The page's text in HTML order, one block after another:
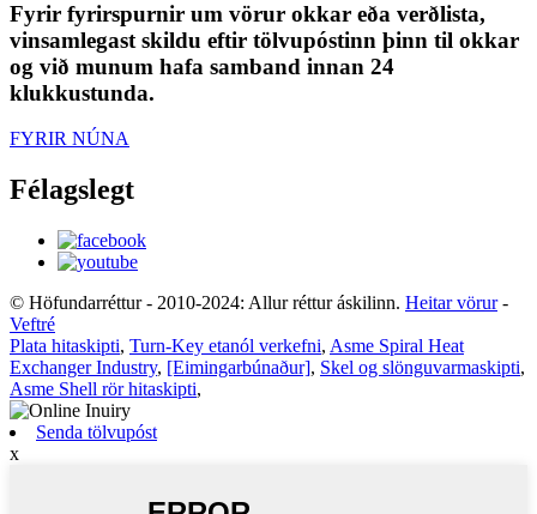
Fyrir fyrirspurnir um vörur okkar eða verðlista,
vinsamlegast skildu eftir tölvupóstinn þinn til okkar
og við munum hafa samband innan 24
klukkustunda.
FYRIR NÚNA
Félagslegt
© Höfundarréttur - 2010-2024: Allur réttur áskilinn. Heitar vörur-
Veftré
Plata hitaskipti, Turn-Key etanól verkefni, Asme Spiral Heat
Exchanger Industry, [Eimingarbúnaður], Skel og slönguvarmaskipti,
Asme Shell rör hitaskipti,
Senda tölvupóst
x